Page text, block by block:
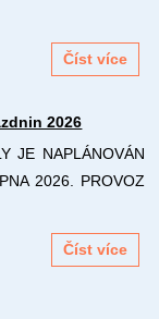
Číst více
2026
JE NAPLÁNOVÁN
2026. PROVOZ
Číst více